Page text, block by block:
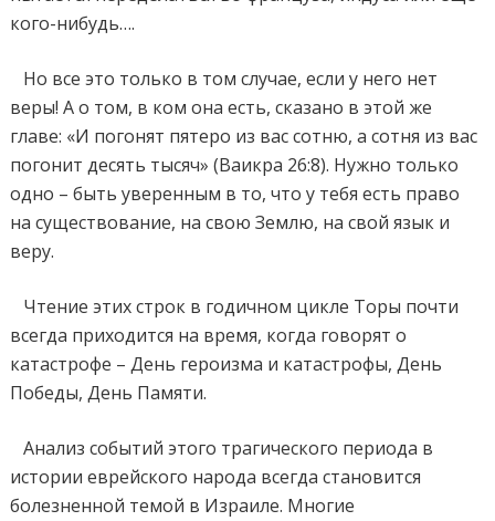
кого-нибудь….
Но все это только в том случае, если у него нет
веры! А о том, в ком она есть, сказано в этой же
главе: «И погонят пятеро из вас сотню, а сотня из вас
погонит десять тысяч» (Ваикра 26:8). Нужно только
одно – быть уверенным в то, что у тебя есть право
на существование, на свою Землю, на свой язык и
веру.
Чтение этих строк в годичном цикле Торы почти
всегда приходится на время, когда говорят о
катастрофе – День героизма и катастрофы, День
Победы, День Памяти.
Анализ событий этого трагического периода в
истории еврейского народа всегда становится
болезненной темой в Израиле. Многие